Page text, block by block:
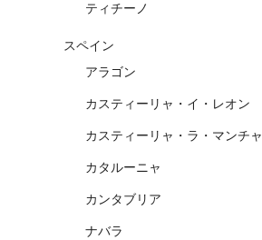
ティチーノ
スペイン
アラゴン
カスティーリャ・イ・レオン
カスティーリャ・ラ・マンチャ
カタルーニャ
カンタブリア
ナバラ